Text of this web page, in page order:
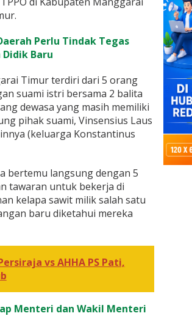
Perlu Tindak Tegas
Baru
Timur terdiri dari 5 orang
suami istri bersama 2 balita
dewasa yang masih memiliki
pihak suami, Vinsensius Laus
(keluarga Konstantinus
bertemu langsung dengan 5
tawaran untuk bekerja di
kelapa sawit milik salah satu
baru diketahui mereka
vs AHHA PS Pati,
Menteri dan Wakil Menteri